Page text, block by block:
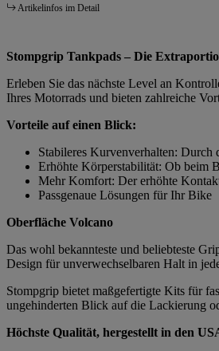
Artikelinfos im Detail
Stompgrip Tankpads – Die
Erleben Sie das nächste Level an
Ihres Motorrads und bieten zahlreiche
Vorteile auf einen Blick:
Stabileres Kurvenverhalten: Durch
Erhöhte Körperstabilität: Ob beim
Mehr Komfort: Der erhöhte
Passgenaue Lösungen für Ihr Bike
Oberfläche Volcano
Das wohl bekannteste und beliebteste
Design für unverwechselbaren Halt in
Stompgrip bietet maßgefertigte Kits für
ungehinderten Blick auf die Lackierung
Höchste Qualität, hergestellt in den